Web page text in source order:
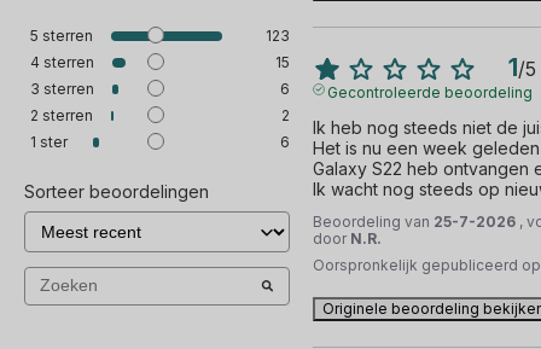
5 sterren
123
4 sterren
15
3 sterren
6
2 sterren
2
1 ster 6
Sorteer beoordelingen
1/5
Gecontroleerde beoordeling
Ik heb nog steeds niet de
Het is nu een week
Galaxy S22 heb ontvangen
Ik wacht nog steeds op
Beoordeling van 25-7-2026 ,
door N.R.
Oorspronkelijk gepubliceerd
Originele beoordeling